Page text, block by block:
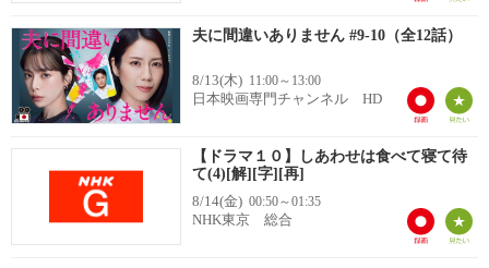
夫に間違いありません #9-10（全12話）
8/13(木) 11:00～13:00
日本映画専門チャンネル HD
【ドラマ１０】しあわせは食べて寝て待
て(4)[解][字][再]
8/14(金) 00:50～01:35
NHK東京 総合